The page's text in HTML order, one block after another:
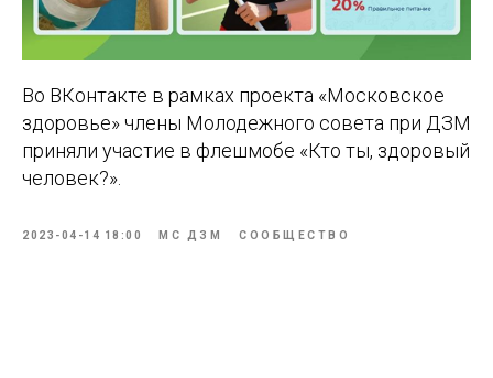
Во ВКонтакте в рамках проекта «Московское
здоровье» члены Молодежного совета при ДЗМ
приняли участие в флешмобе «Кто ты, здоровый
человек?».
2023-04-14 18:00 МС ДЗМ СООБЩЕСТВО